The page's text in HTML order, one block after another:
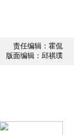
责任编辑：霍侃
版面编辑：邱祺璞